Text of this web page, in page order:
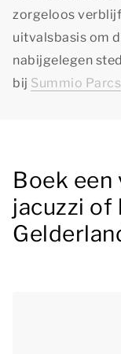
zorgeloos
uitvalsbasis om
nabijgelegen
bij Summio Parcs
Boek een
jacuzzi of